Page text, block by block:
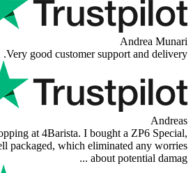
Very good
Very good experience shopping at
and the order was well packaged,